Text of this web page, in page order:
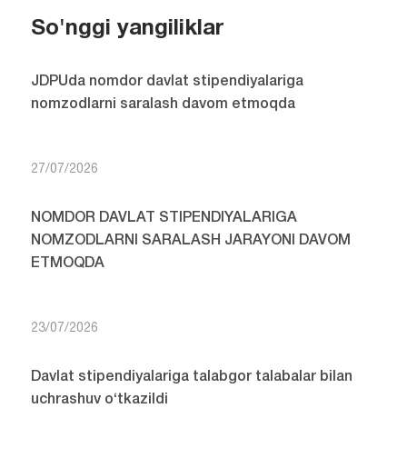
So'nggi yangiliklar
JDPUda nomdor davlat stipendiyalariga
nomzodlarni saralash davom etmoqda
27/07/2026
NOMDOR DAVLAT STIPENDIYALARIGA
NOMZODLARNI SARALASH JARAYONI DAVOM
ETMOQDA
23/07/2026
Davlat stipendiyalariga talabgor talabalar bilan
uchrashuv o‘tkazildi